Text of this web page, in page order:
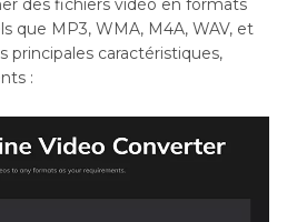
des fichiers vidéo en formats
que MP3, WMA, M4A, WAV, et
principales caractéristiques,
: